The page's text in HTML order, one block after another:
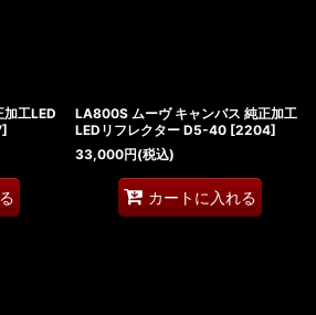
工LED
]
LA800S ムーヴ キャンバス 純正加工
LEDリフレクター D5-40 [2204]
33,000円(税込)
カートに入れる